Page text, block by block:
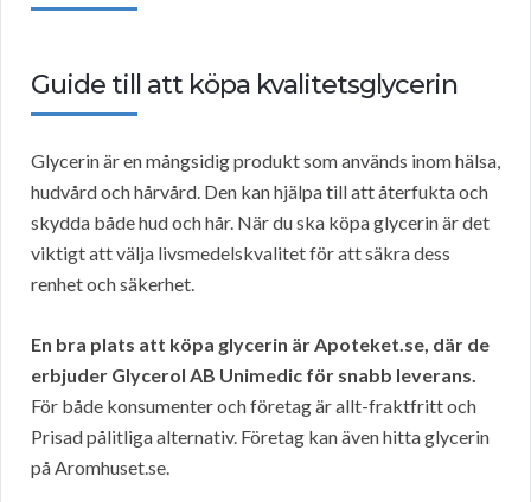
Guide till att köpa kvalitetsglycerin
Glycerin är en mångsidig produkt som används inom hälsa,
hudvård och hårvård. Den kan hjälpa till att återfukta och
skydda både hud och hår. När du ska köpa glycerin är det
viktigt att välja livsmedelskvalitet för att säkra dess
renhet och säkerhet.
En bra plats att köpa glycerin är Apoteket.se, där de
erbjuder Glycerol AB Unimedic för snabb leverans.
För både konsumenter och företag är allt-fraktfritt och
Prisad pålitliga alternativ. Företag kan även hitta glycerin
på Aromhuset.se.